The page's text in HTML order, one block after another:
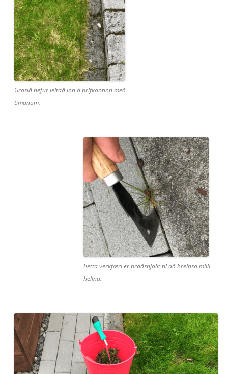
Grasið hefur leitað inn á þrifkantinn með
tímanum.
Þetta verkfæri er bráðsnjallt til að hreinsa milli
hellna.